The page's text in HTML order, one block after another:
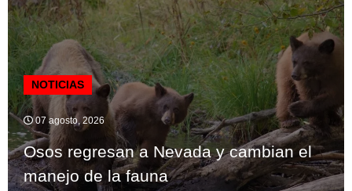
NOTICIAS
07 agosto, 2026
Osos regresan a Nevada y cambian el
manejo de la fauna